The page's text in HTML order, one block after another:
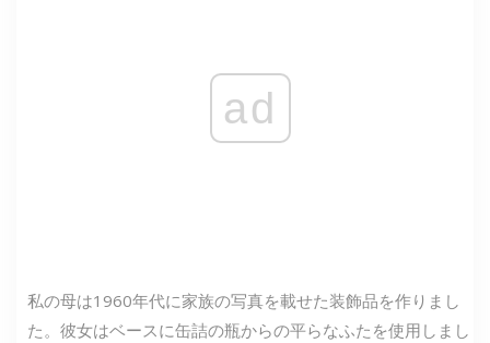
ad
私の母は1960年代に家族の写真を載せた装飾品を作りまし
た。彼女はベースに缶詰の瓶からの平らなふたを使用しまし